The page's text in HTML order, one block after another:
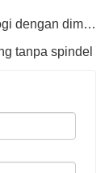
sebelumnya : Garis pengelupasan teknologi dengan dimensi 2600 mm
tanpa spindel